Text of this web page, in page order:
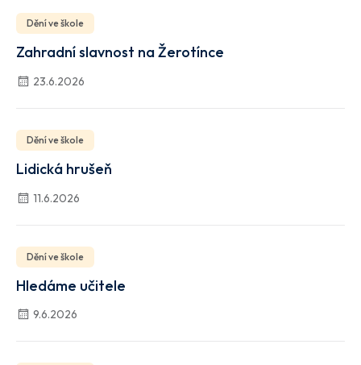
Dění ve škole
Zahradní slavnost na Žerotínce
23.6.2026
Dění ve škole
Lidická hrušeň
11.6.2026
Dění ve škole
Hledáme učitele
9.6.2026